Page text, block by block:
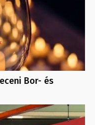
Bor- és